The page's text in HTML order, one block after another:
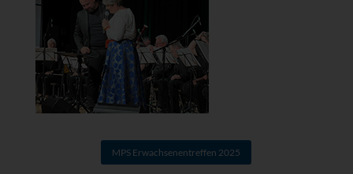
MPS Erwachsenentreffen 2025